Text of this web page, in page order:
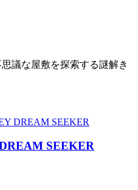
議な屋敷を探索する謎解き
SEEKER